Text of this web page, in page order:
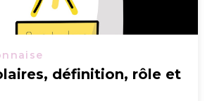
définition, rôle et